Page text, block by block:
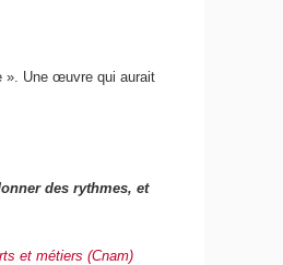
». Une œuvre qui aurait
des rythmes, et
et métiers (Cnam)